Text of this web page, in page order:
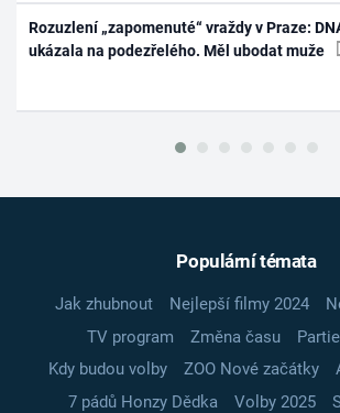
Rozuzlení „zapomenuté“ vraždy v Praze:
ukázala na podezřelého. Měl ubodat muže
Populární témata
Jak zhubnout Nejlepší filmy 2024
TV program
Změna času Partie
Kdy budou volby
ZOO Nové začátky
7 pádů Honzy Dědka
Volby 2025